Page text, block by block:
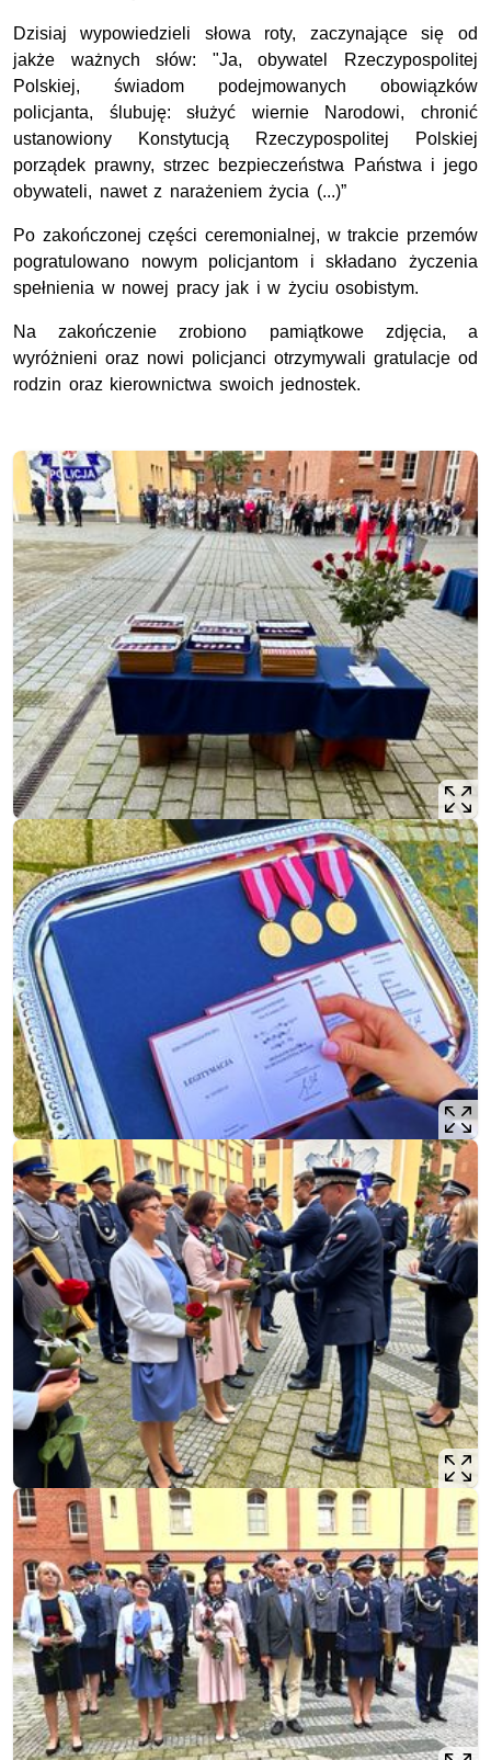
Dzisiaj wypowiedzieli słowa roty, zaczynające się od
jakże ważnych słów: "Ja, obywatel Rzeczypospolitej
Polskiej, świadom podejmowanych obowiązków
policjanta, ślubuję: służyć wiernie Narodowi, chronić
ustanowiony Konstytucją Rzeczypospolitej Polskiej
porządek prawny, strzec bezpieczeństwa Państwa i jego
obywateli, nawet z narażeniem życia (...)”
Po zakończonej części ceremonialnej, w trakcie przemów
pogratulowano nowym policjantom i składano życzenia
spełnienia w nowej pracy jak i w życiu osobistym.
Na zakończenie zrobiono pamiątkowe zdjęcia, a
wyróżnieni oraz nowi policjanci otrzymywali gratulacje od
rodzin oraz kierownictwa swoich jednostek.